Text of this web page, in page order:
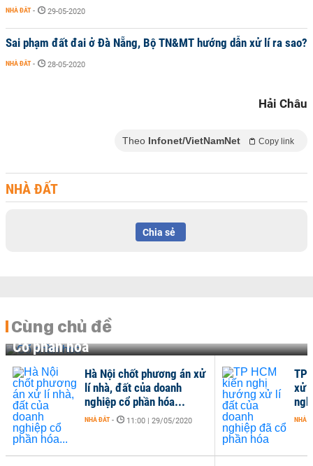
NHÀ ĐẤT - 29-05-2020
Sai phạm đất đai ở Đà Nẵng, Bộ TN&MT hướng dẫn xử lí ra sao?
NHÀ ĐẤT - 28-05-2020
Hải Châu
Theo Infonet/VietNamNet Copy link
NHÀ ĐẤT
Chia sẻ
Cùng chủ đề
Cổ phần hoá
Hà Nội chốt phương án xử
lí nhà, đất của doanh
nghiệp cổ phần hóa...
NHÀ ĐẤT - 11:00 | 29/05/2020
TP
xử
NHÀ